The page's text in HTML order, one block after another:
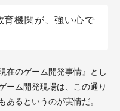
育機関が、強い心で
在のゲーム開発事情』とし
ーム開発現場は、この通り
あるというのが実情だ。